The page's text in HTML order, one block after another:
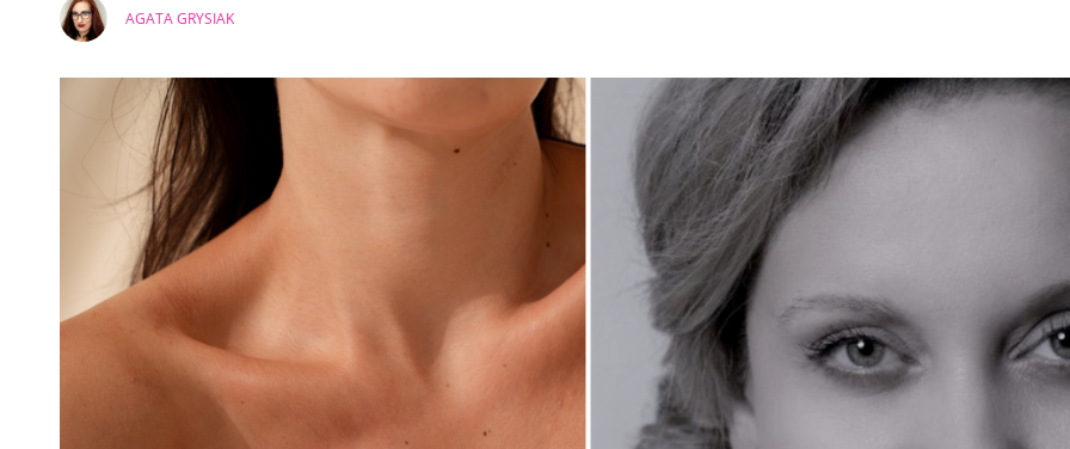
AGATA GRYSIAK